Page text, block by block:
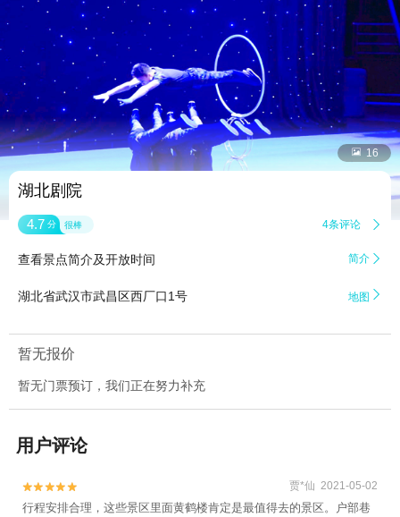
 16
湖北剧院
4.7 分 很棒 4条评论 
查看景点简介及开放时间 简介 
湖北省武汉市武昌区西厂口1号 地图 
暂无报价
暂无门票预订，我们正在努力补充
用户评论

 贾*仙 2021-05-02
行程安排合理，这些景区里面黄鹤楼肯定是最值得去的景区。户部巷